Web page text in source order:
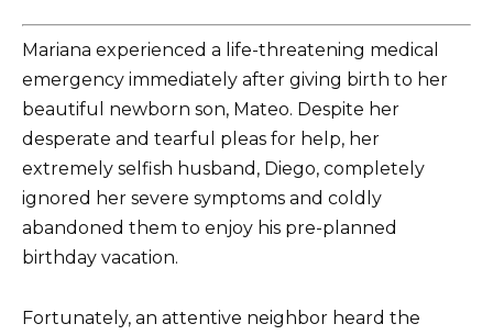
Mariana experienced a life-threatening medical
emergency immediately after giving birth to her
beautiful newborn son, Mateo. Despite her
desperate and tearful pleas for help, her
extremely selfish husband, Diego, completely
ignored her severe symptoms and coldly
abandoned them to enjoy his pre-planned
birthday vacation.
Fortunately, an attentive neighbor heard the